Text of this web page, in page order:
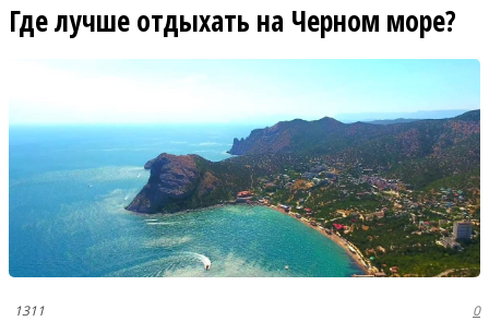
Где лучше отдыхать на Черном море?
1311 0